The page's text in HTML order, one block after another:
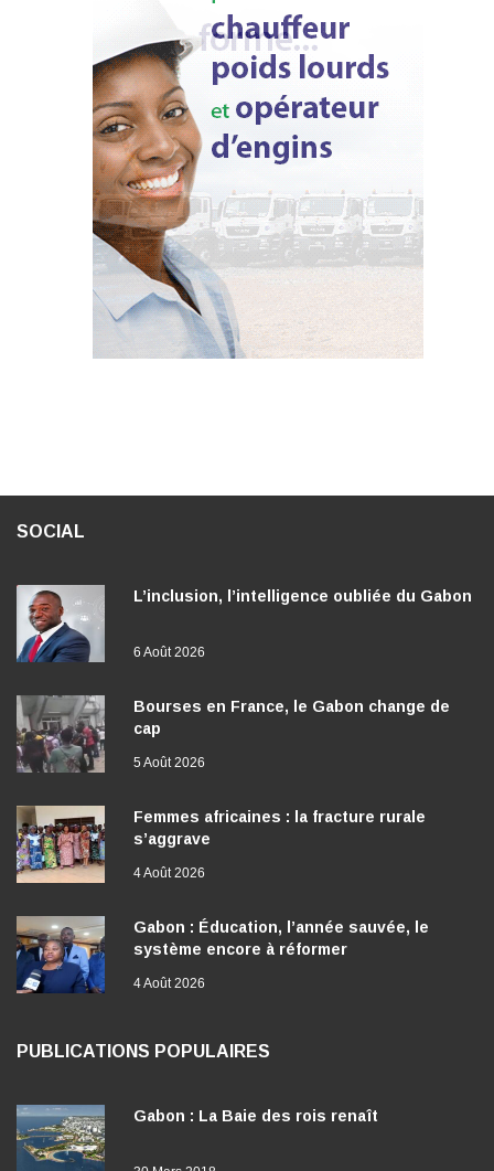
SOCIAL
L’inclusion, l’intelligence oubliée du Gabon
6 Août 2026
Bourses en France, le Gabon change de
cap
5 Août 2026
Femmes africaines : la fracture rurale
s’aggrave
4 Août 2026
Gabon : Éducation, l’année sauvée, le
système encore à réformer
4 Août 2026
PUBLICATIONS POPULAIRES
Gabon : La Baie des rois renaît